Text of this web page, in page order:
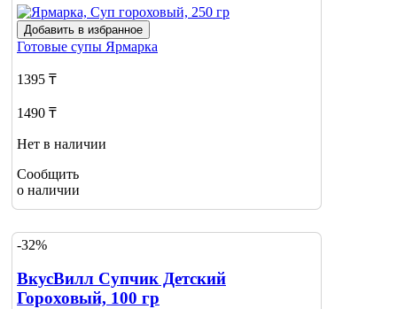
Добавить в избранное
Готовые супы Ярмарка
1395 ₸
1490 ₸
Нет в наличии
Сообщить
о наличии
-32%
ВкусВилл Супчик Детский
Гороховый, 100 гр